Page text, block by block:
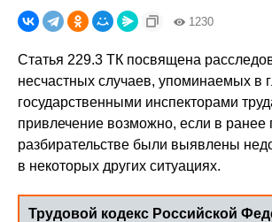
1230
Статья 229.3 ТК посвящена
несчастных случаев, упоминаемых в
государственными инспекторами
привлечение возможно, если в ранее
разбирательстве были выявлены
в некоторых других ситуациях.
Трудовой кодекс Российской